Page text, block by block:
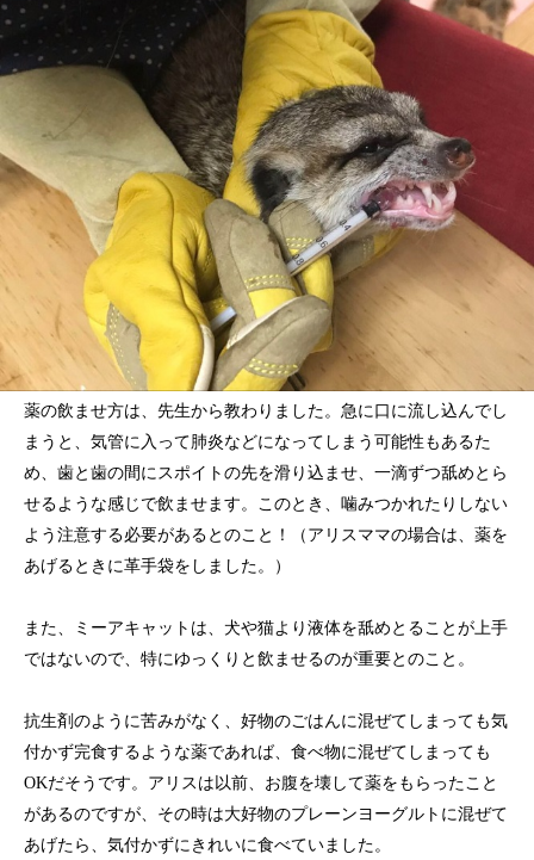
薬の飲ませ方は、先生から教わりました。急に口に流し込んでし
まうと、気管に入って肺炎などになってしまう可能性もあるた
め、歯と歯の間にスポイトの先を滑り込ませ、一滴ずつ舐めとら
せるような感じで飲ませます。このとき、噛みつかれたりしない
よう注意する必要があるとのこと！（アリスママの場合は、薬を
あげるときに革手袋をしました。）
また、ミーアキャットは、犬や猫より液体を舐めとることが上手
ではないので、特にゆっくりと飲ませるのが重要とのこと。
抗生剤のように苦みがなく、好物のごはんに混ぜてしまっても気
付かず完食するような薬であれば、食べ物に混ぜてしまっても
OKだそうです。アリスは以前、お腹を壊して薬をもらったこと
があるのですが、その時は大好物のプレーンヨーグルトに混ぜて
あげたら、気付かずにきれいに食べていました。